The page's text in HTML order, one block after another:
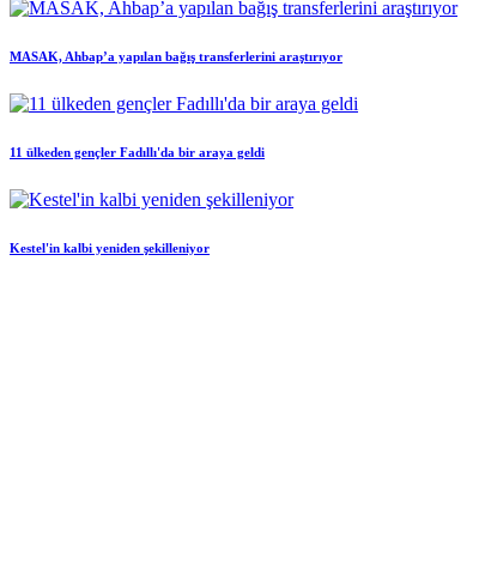
MASAK, Ahbap’a yapılan bağış transferlerini araştırıyor
11 ülkeden gençler Fadıllı'da bir araya geldi
Kestel'in kalbi yeniden şekilleniyor